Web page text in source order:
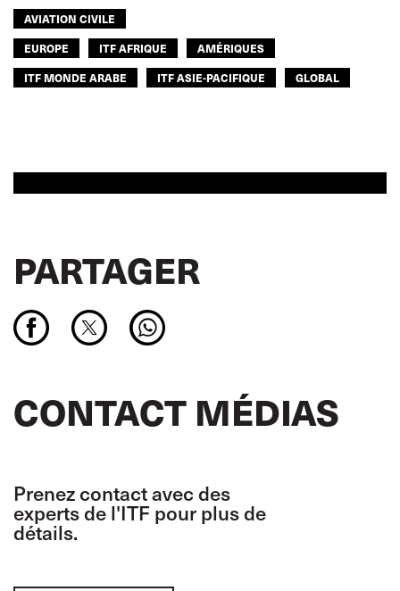
AVIATION CIVILE
EUROPE
ITF AFRIQUE
AMÉRIQUES
ITF MONDE ARABE
ITF ASIE-PACIFIQUE GLOBAL
PARTAGER
CONTACT MÉDIAS
Prenez contact avec des
experts de l'ITF pour plus de
détails.